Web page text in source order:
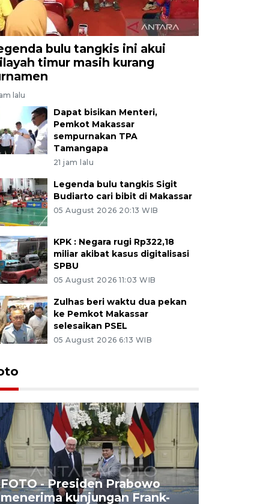
bulu tangkis ini akui
timur masih kurang
lalu
Dapat bisikan Menteri,
Pemkot Makassar
sempurnakan TPA
Tamangapa
21 jam lalu
Legenda bulu tangkis Sigit
Budiarto cari bibit di Makassar
05 August 2026 20:13 WIB
KPK : Negara rugi Rp322,18
miliar akibat kasus digitalisasi
SPBU
05 August 2026 11:03 WIB
Zulhas beri waktu dua pekan
ke Pemkot Makassar
selesaikan PSEL
05 August 2026 6:13 WIB
FOTO - Presiden Prabowo
menerima kunjungan Frank-